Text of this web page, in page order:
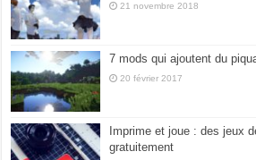
21 novembre 2018
7 mods qui ajoutent du
20 février 2017
Imprime et joue : des jeux
gratuitement